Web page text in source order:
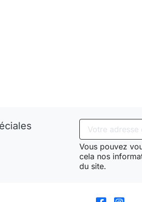
Vous pouvez
cela nos
du site.